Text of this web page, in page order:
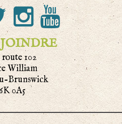
route 102
William
Brunswick
0A5